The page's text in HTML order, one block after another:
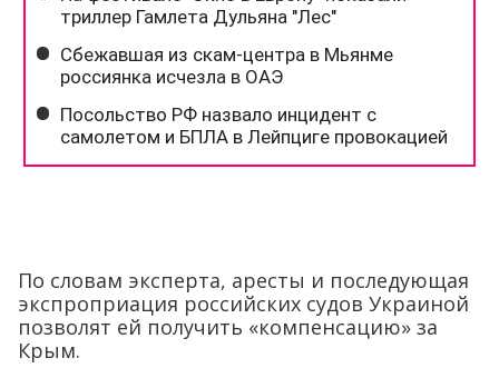
По словам эксперта, аресты и последующая
экспроприация российских судов Украиной
позволят ей получить «компенсацию» за
Крым.